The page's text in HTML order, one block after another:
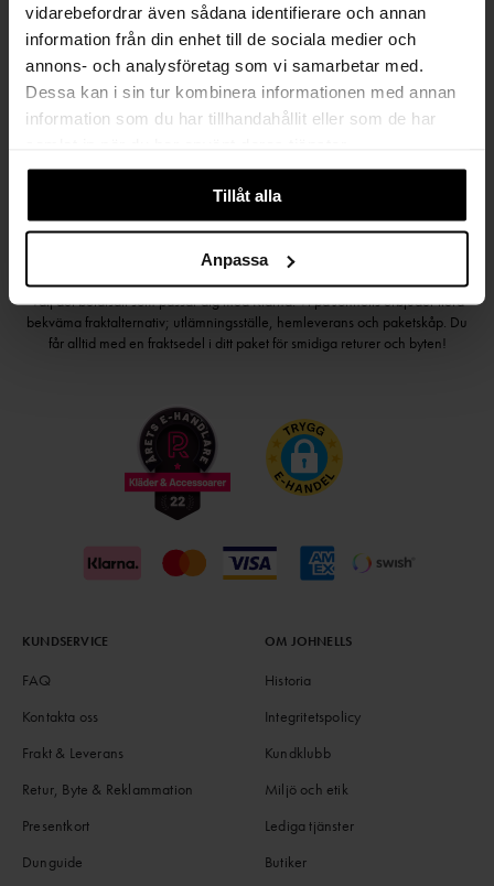
vidarebefordrar även sådana identifierare och annan
information från din enhet till de sociala medier och
annons- och analysföretag som vi samarbetar med.
Dessa kan i sin tur kombinera informationen med annan
information som du har tillhandahållit eller som de har
Tillåt alla
Anpassa
Håll dig uppdaterad
PRENUMERERA PÅ VÅRT NYHETSBREV
Kvinna Man
PRENUMERERA
HANDLA TRYGGT OCH SMIDIGT
Välj det betalsätt som passar dig med Klarna. Vi på Johnells erbjuder flera
bekväma fraktalternativ; utlämningsställe, hemleverans och paketskåp. Du
får alltid med en fraktsedel i ditt paket för smidiga returer och byten!
KUNDSERVICE
FAQ
Kontakta oss
Frakt & Leverans
Retur, Byte & Reklammation
Presentkort
Dunguide
OM JOHNELLS
Historia
Integritetspolicy
Kundklubb
Miljö och etik
Lediga tjänster
Butiker